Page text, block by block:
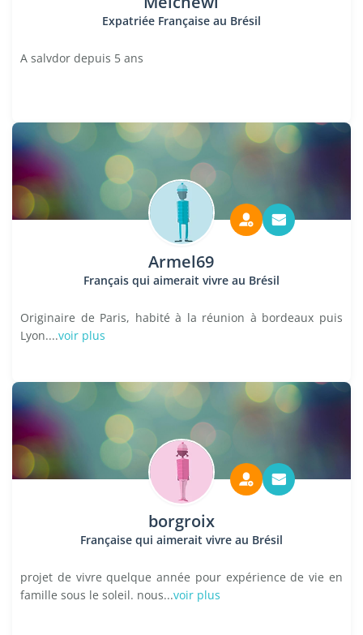
Expatriée Française au Brésil
A salvdor depuis 5 ans
Armel69
Français qui aimerait vivre au Brésil
Originaire de Paris, habité à la réunion à bordeaux puis
Lyon....voir plus
borgroix
Française qui aimerait vivre au Brésil
projet de vivre quelque année pour expérience de vie en
famille sous le soleil. nous...voir plus